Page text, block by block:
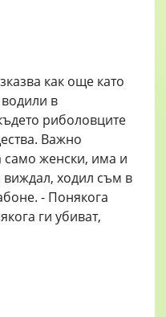
как още като
в
риболовците
Важно
само женски, има и
ходил съм в
- Понякога
ги убиват,